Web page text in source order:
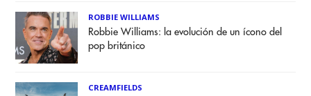
ROBBIE WILLIAMS
Robbie Williams: la evolución de un ícono del
pop británico
CREAMFIELDS